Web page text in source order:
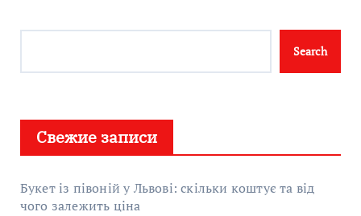
Search
Свежие записи
Букет із півоній у Львові: скільки коштує та від
чого залежить ціна